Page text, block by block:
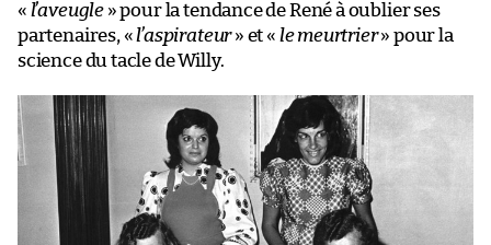
« l’aveugle » pour la tendance de René à oublier ses
partenaires, « l’aspirateur» et « le meurtrier» pour la
science du tacle de Willy.